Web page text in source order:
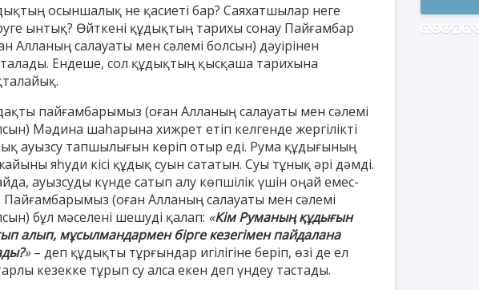
осыншалық не қасиеті бар? Саяхатшылар неге
ынтық? Өйткені құдықтың тарихы сонау Пайғамбар
Алланың салауаты мен сәлемі болсын) дәуірінен
Ендеше, сол құдықтың қысқаша тарихына
пайғамбарымыз (оған Алланың салауаты мен сәлемі
Мәдина шаһарына хижрет етіп келгенде жергілікті
ауызсу тапшылығын көріп отыр еді. Рума құдығының
яһуди кісі құдық суын сататын. Суы тұнық әрі дәмді.
ауызсуды күнде сатып алу көпшілік үшін оңай емес-
Пайғамбарымыз (оған Алланың салауаты мен сәлемі
бұл мәселені шешуді қалап: «Кім Руманың құдығын
алып, мұсылмандармен бірге кезегімен пайдалана
»– деп құдықты тұрғындар игілігіне беріп, өзі де ел
кезекке тұрып су алса екен деп үндеу тастады.